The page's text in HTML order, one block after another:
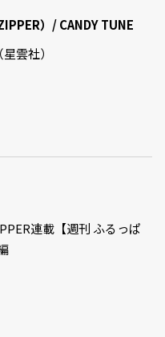
）/ CANDY TUNE
雲社）
連載【週刊 ふるっぱ